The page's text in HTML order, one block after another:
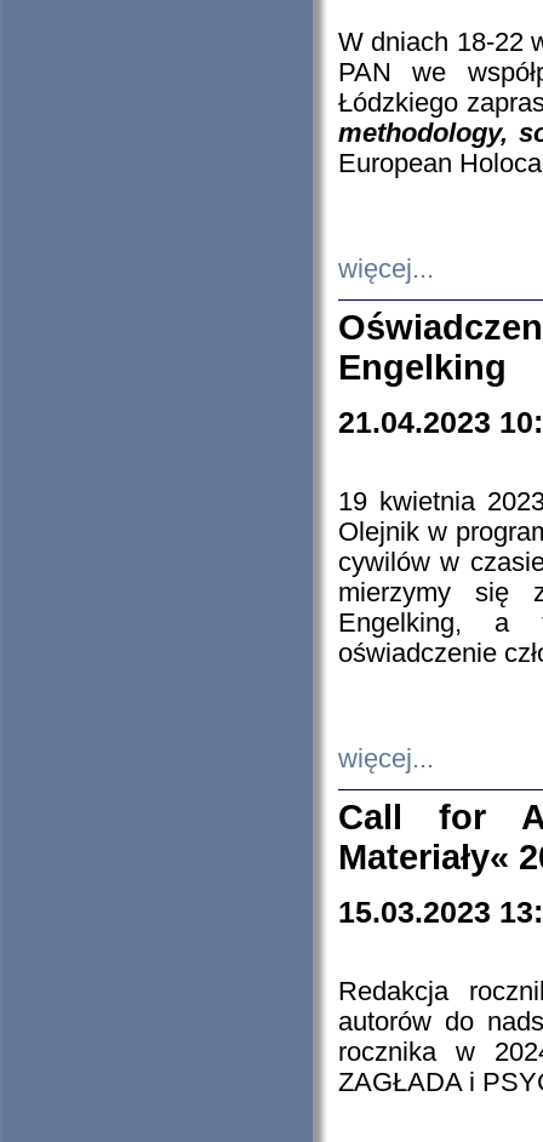
W dniach 18-22
PAN we
Łódzkiego
methodology,
European
więcej...
Engelking
21.04.2023
19 kwietnia
Olejnik w
cywilów w
mierzymy się
Engelking, a
oświadczenie
więcej...
Call for
Materiały«
15.03.2023
Redakcja
autorów do
rocznika w
ZAGŁADA i